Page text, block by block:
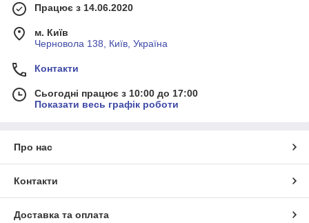
Працює з 14.06.2020
м. Київ
Черновола 138, Київ, Україна
Контакти
Сьогодні працює з 10:00 до 17:00
Показати весь графік роботи
Про нас
Контакти
Доставка та оплата